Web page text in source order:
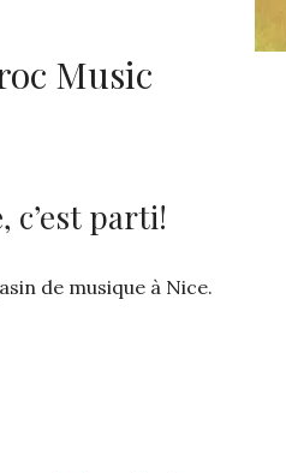
Music
c’est parti!
de musique à Nice.